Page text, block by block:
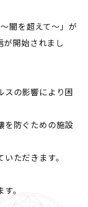
闇を超えて～」が
開始されまし
スの影響により困
を防ぐための施設
ただきます。
。